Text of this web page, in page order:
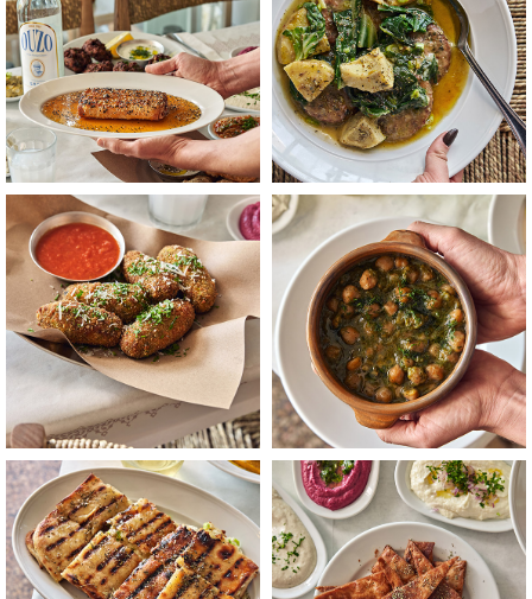
-
+
-
+
לפתיחת
התמונה
בגדול
-
+
לפתיחת
התמונה
בגדול
-
+
לפתיחת
התמונה
בגדול
-
+
לפתיחת
התמונה
בגדול
-
+